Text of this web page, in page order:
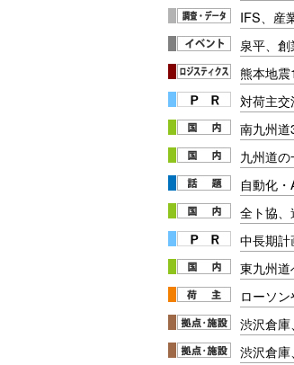
IFS、産
泉平、
熊本地
対荷主
南九州道
九州道の
自動化
全ト協
中長期
東九州道
ローソ
渋沢倉
渋沢倉